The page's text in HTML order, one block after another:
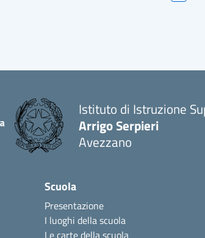
Istituto di Istruzione
Arrigo Serpieri
Avezzano
Scuola
Presentazione
I luoghi della scuola
Le carte della scuola